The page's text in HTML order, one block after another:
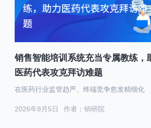
销售智能培训系统充当专属教练，
医药代表攻克拜访难题
作者：销研院
2026年8月5日
在医药行业监管趋严、终端竞争愈发精细化